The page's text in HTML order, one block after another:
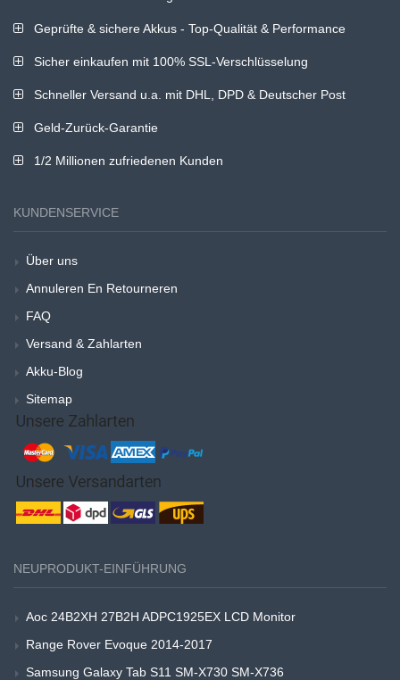
Geprüfte & sichere Akkus - Top-Qualität & Performance
Sicher einkaufen mit 100% SSL-Verschlüsselung
Schneller Versand u.a. mit DHL, DPD & Deutscher Post
Geld-Zurück-Garantie
1/2 Millionen zufriedenen Kunden
KUNDENSERVICE
Über uns
Annuleren En Retourneren
FAQ
Versand & Zahlarten
Akku-Blog
Sitemap
NEUPRODUKT-EINFÜHRUNG
Aoc 24B2XH 27B2H ADPC1925EX LCD Monitor
Range Rover Evoque 2014-2017
Samsung Galaxy Tab S11 SM-X730 SM-X736